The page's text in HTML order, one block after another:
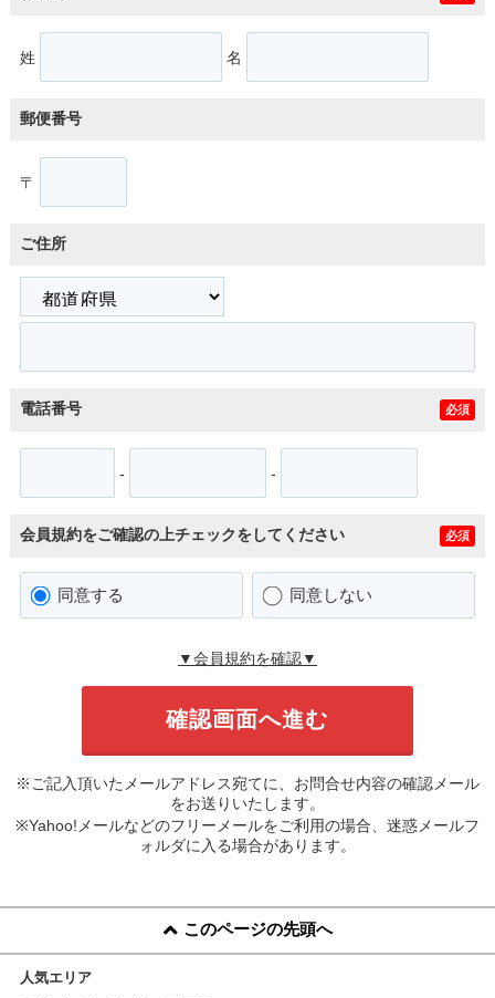
姓 名
郵便番号
〒
ご住所
電話番号 必須
- -
会員規約をご確認の上チェックをしてください 必須
同意する 同意しない
▼会員規約を確認▼
※ご記入頂いたメールアドレス宛てに、お問合せ内容の確認メール
をお送りいたします。
※Yahoo!メールなどのフリーメールをご利用の場合、迷惑メールフ
ォルダに入る場合があります。
このページの先頭へ
人気エリア